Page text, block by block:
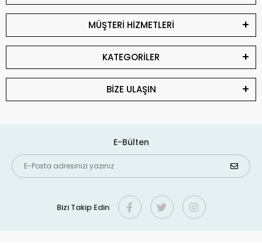
MÜŞTERİ HİZMETLERİ
KATEGORİLER
BİZE ULAŞIN
E-Bülten
Bizi Takip Edin